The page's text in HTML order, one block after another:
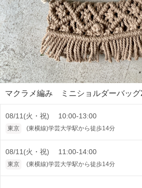
マクラメ編み ミニショルダーバッグ
08/11(火・祝) 10:00-13:00
東京 (東横線)学芸大学駅から徒歩14分
08/11(火・祝) 11:00-14:00
東京 (東横線)学芸大学駅から徒歩14分